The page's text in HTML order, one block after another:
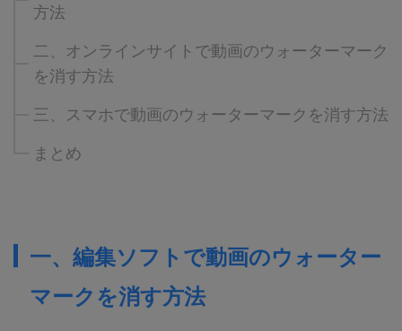
方法
二、オンラインサイトで動画のウォーターマーク
を消す方法
三、スマホで動画のウォーターマークを消す方法
まとめ
一、編集ソフトで動画のウォーター
マークを消す方法